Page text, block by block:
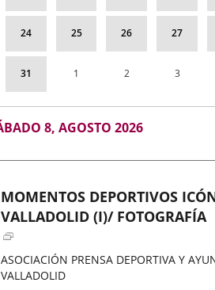
24 25 26 27
31 1 2 3
8, AGOSTO 2026
MOMENTOS DEPORTIVOS
VALLADOLID (I)/ FOTOGRAFÍA
ASOCIACIÓN PRENSA DEPORTIVA Y
VALLADOLID